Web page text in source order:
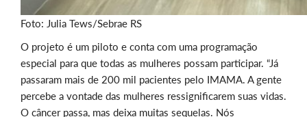
Foto: Julia Tews/Sebrae RS
O projeto é um piloto e conta com uma programação
especial para que todas as mulheres possam participar. “Já
passaram mais de 200 mil pacientes pelo IMAMA. A gente
percebe a vontade das mulheres ressignificarem suas vidas.
O câncer passa, mas deixa muitas sequelas. Nós